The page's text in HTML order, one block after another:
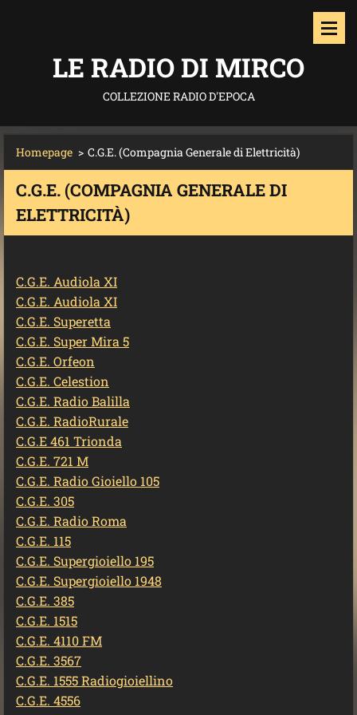
LE RADIO DI MIRCO
COLLEZIONE RADIO D'EPOCA
Homepage > C.G.E. (Compagnia Generale di Elettricità)
C.G.E. (COMPAGNIA GENERALE DI
ELETTRICITÀ)
C.G.E. Audiola XI
C.G.E. Audiola XI
C.G.E. Superetta
C.G.E. Super Mira 5
C.G.E. Orfeon
C.G.E. Celestion
C.G.E. Radio Balilla
C.G.E. RadioRurale
C.G.E 461 Trionda
C.G.E. 721 M
C.G.E. Radio Gioiello 105
C.G.E. 305
C.G.E. Radio Roma
C.G.E. 115
C.G.E. Supergioiello 195
C.G.E. Supergioiello 1948
C.G.E. 385
C.G.E. 1515
C.G.E. 4110 FM
C.G.E. 3567
C.G.E. 1555 Radiogioiellino
C.G.E. 4556